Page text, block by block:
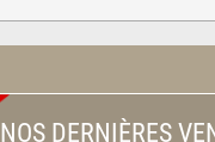
NOS DERNIÈRES